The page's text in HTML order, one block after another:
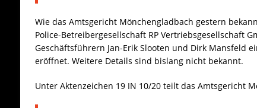
Wie das Amtsgericht Mönchengladbach gestern
Police-Betreibergesellschaft RP Vertriebsgesellschaft
Geschäftsführern Jan-Erik Slooten und Dirk Mansfeld
eröffnet. Weitere Details sind bislang nicht bekannt.
Unter Aktenzeichen 19 IN 10/20 teilt das Amtsgericht